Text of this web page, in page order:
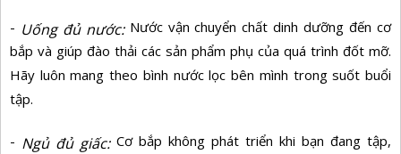
- Uống đủ nước: Nước vận chuyển chất dinh dưỡng đến cơ
bắp và giúp đào thải các sản phẩm phụ của quá trình đốt mỡ.
Hãy luôn mang theo bình nước lọc bên mình trong suốt buổi
tập.
- Ngủ đủ giấc: Cơ bắp không phát triển khi bạn đang tập,